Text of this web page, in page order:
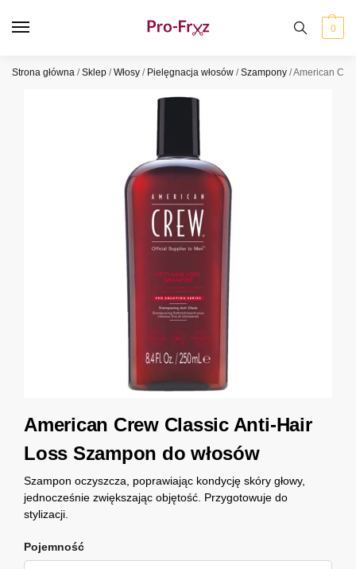
0
Strona główna /Sklep /Włosy / Pielęgnacja włosów /Szampony /American
American Crew Classic Anti-Hair
Loss Szampon do włosów
Szampon oczyszcza, poprawiając kondycję skóry głowy,
jednocześnie zwiększając objętość. Przygotowuje do
stylizacji.
Pojemność